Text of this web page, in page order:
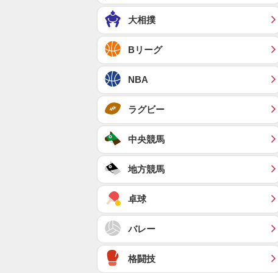
大相撲
Bリーグ
NBA
ラグビー
中央競馬
地方競馬
卓球
バレー
格闘技